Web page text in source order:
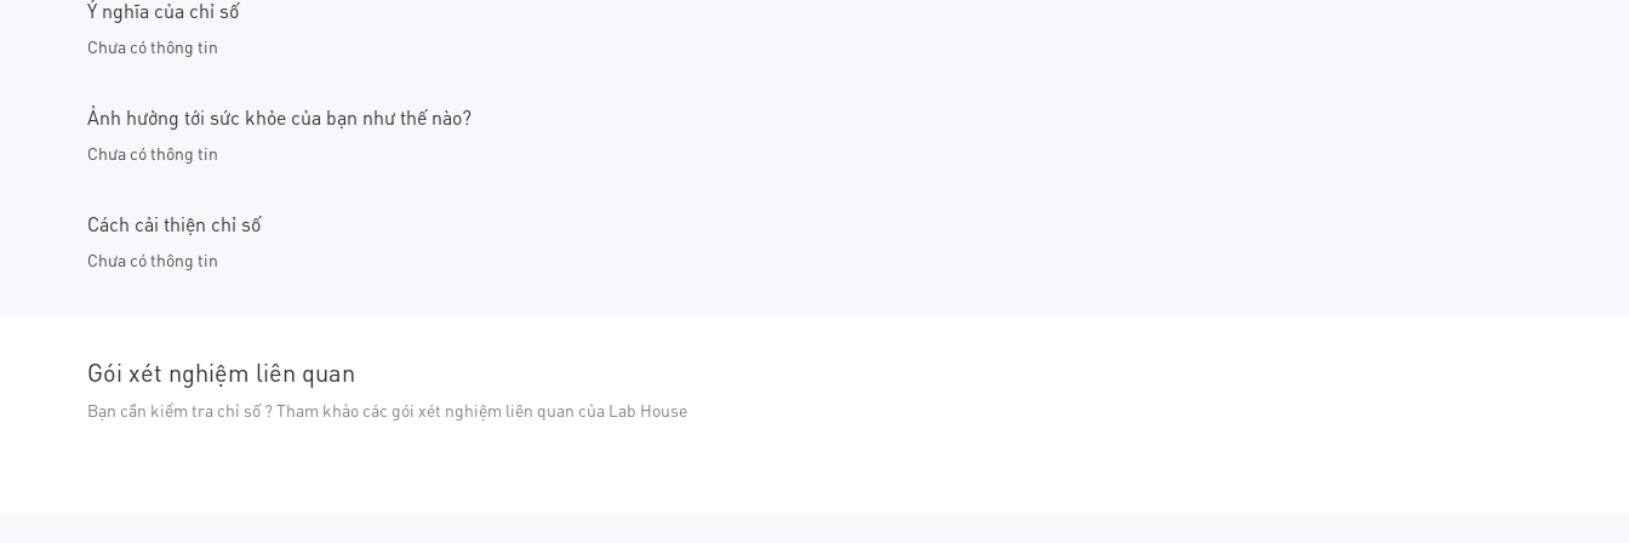
Ý nghĩa của chỉ số
Chưa có thông tin
Ảnh hưởng tới sức khỏe của bạn như thế nào?
Chưa có thông tin
Cách cải thiện chỉ số
Chưa có thông tin
Gói xét nghiệm liên quan
Bạn cần kiểm tra chỉ số ? Tham khảo các gói xét nghiệm liên quan của Lab House